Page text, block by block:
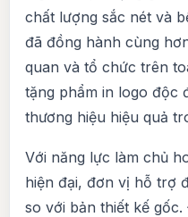
chất lượng sắc nét và
đã đồng hành cùng
quan và tổ chức trên
tặng phẩm in logo độc
thương hiệu hiệu quả
Với năng lực làm chủ
hiện đại, đơn vị hỗ trợ
so với bản thiết kế